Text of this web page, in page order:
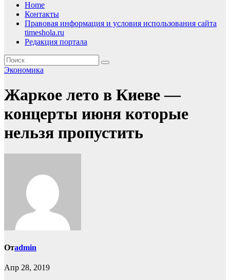
Home
Контакты
Правовая информация и условия использования сайта
timeshola.ru
Редакция портала
Экономика
Жаркое лето в Киеве —
концерты июня которые
нельзя пропустить
Отadmin
Апр 28, 2019